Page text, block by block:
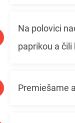
Na polovici
paprikou a
Premiešame